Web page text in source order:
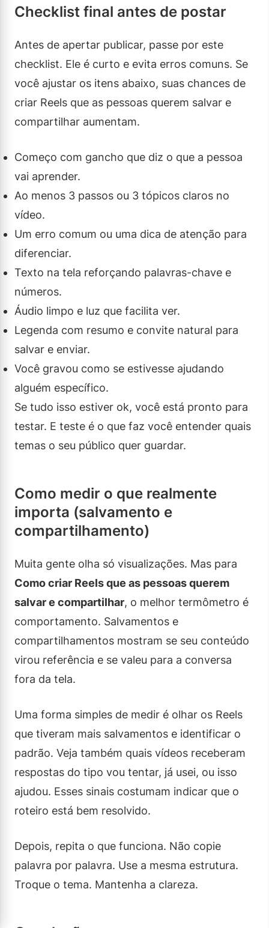
Checklist final antes de postar
Antes de apertar publicar, passe por este
checklist. Ele é curto e evita erros comuns. Se
você ajustar os itens abaixo, suas chances de
criar Reels que as pessoas querem salvar e
compartilhar aumentam.
Começo com gancho que diz o que a pessoa
vai aprender.
Ao menos 3 passos ou 3 tópicos claros no
vídeo.
Um erro comum ou uma dica de atenção para
diferenciar.
Texto na tela reforçando palavras-chave e
números.
Áudio limpo e luz que facilita ver.
Legenda com resumo e convite natural para
salvar e enviar.
Você gravou como se estivesse ajudando
alguém específico.
Se tudo isso estiver ok, você está pronto para
testar. E teste é o que faz você entender quais
temas o seu público quer guardar.
Como medir o que realmente
importa (salvamento e
compartilhamento)
Muita gente olha só visualizações. Mas para
Como criar Reels que as pessoas querem
salvar e compartilhar, o melhor termômetro é
comportamento. Salvamentos e
compartilhamentos mostram se seu conteúdo
virou referência e se valeu para a conversa
fora da tela.
Uma forma simples de medir é olhar os Reels
que tiveram mais salvamentos e identificar o
padrão. Veja também quais vídeos receberam
respostas do tipo vou tentar, já usei, ou isso
ajudou. Esses sinais costumam indicar que o
roteiro está bem resolvido.
Depois, repita o que funciona. Não copie
palavra por palavra. Use a mesma estrutura.
Troque o tema. Mantenha a clareza.